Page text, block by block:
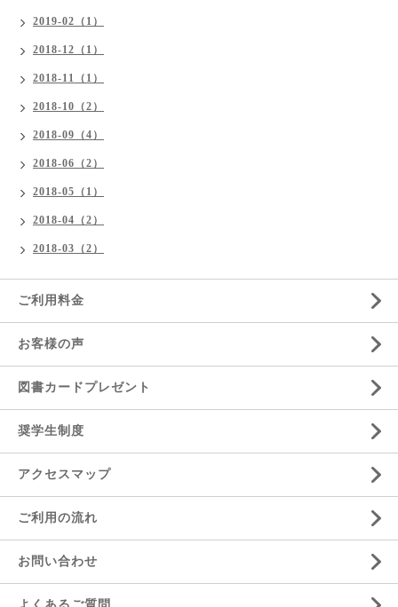
2019-02（1）
2018-12（1）
2018-11（1）
2018-10（2）
2018-09（4）
2018-06（2）
2018-05（1）
2018-04（2）
2018-03（2）
ご利用料金
お客様の声
図書カードプレゼント
奨学生制度
アクセスマップ
ご利用の流れ
お問い合わせ